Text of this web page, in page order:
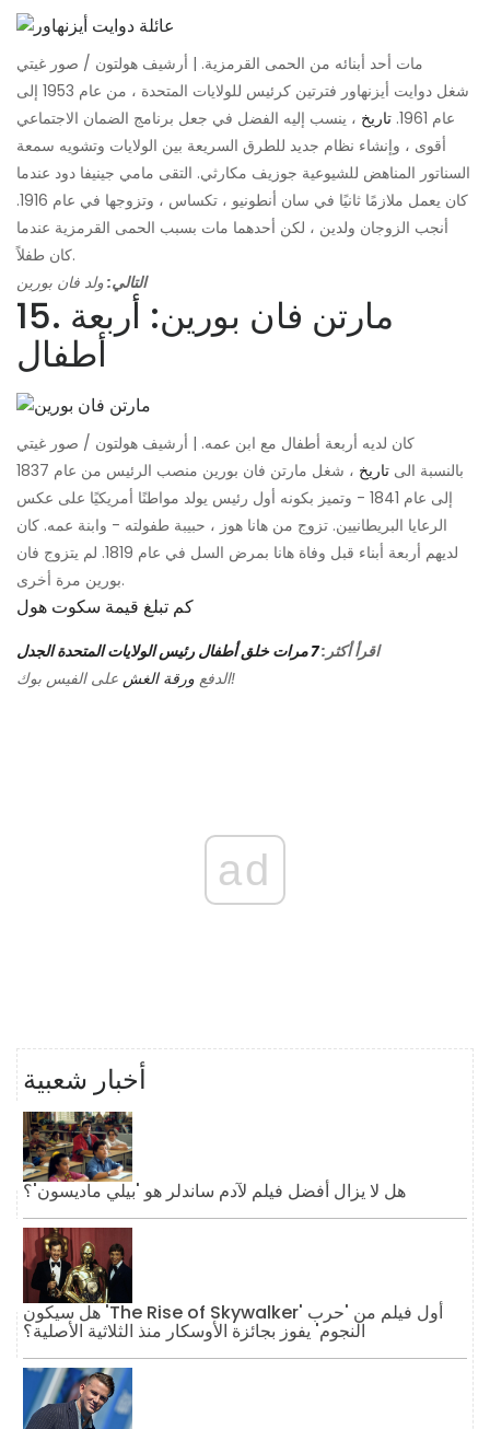
مات أحد أبنائه من الحمى القرمزية. | أرشيف هولتون / صور غيتي
شغل دوايت أيزنهاور فترتين كرئيس للولايات المتحدة ، من عام 1953 إلى
عام 1961.
تاريخ ، ينسب إليه الفضل في جعل برنامج الضمان الاجتماعي
أقوى ، وإنشاء نظام جديد للطرق السريعة بين الولايات وتشويه سمعة
السناتور المناهض للشيوعية جوزيف مكارثي. التقى مامي جينيفا دود عندما
كان يعمل ملازمًا ثانيًا في سان أنطونيو ، تكساس ، وتزوجها في عام 1916.
أنجب الزوجان ولدين ، لكن أحدهما مات بسبب الحمى القرمزية عندما
كان طفلاً.
التالي:ولد فان بورين
15. مارتن فان بورين: أربعة
أطفال
كان لديه أربعة أطفال مع ابن عمه. | أرشيف هولتون / صور غيتي
بالنسبة الى تاريخ
، شغل مارتن فان بورين منصب الرئيس من عام 1837
إلى عام 1841 - وتميز بكونه أول رئيس يولد مواطنًا أمريكيًا على عكس
الرعايا البريطانيين. تزوج من هانا هوز ، حبيبة طفولته - وابنة عمه. كان
لديهم أربعة أبناء قبل وفاة هانا بمرض السل في عام 1819. لم يتزوج فان
بورين مرة أخرى.
كم تبلغ قيمة سكوت هول
اقرأ أكثر:7 مرات خلق أطفال رئيس الولايات المتحدة الجدل
الدفع ورقة الغش على الفيس بوك!
ad
أخبار شعبية
هل لا يزال أفضل فيلم لآدم ساندلر هو 'بيلي ماديسون'؟
هل سيكون 'The Rise of Skywalker' أول فيلم من 'حرب
النجوم' يفوز بجائزة الأوسكار منذ الثلاثية الأصلية؟